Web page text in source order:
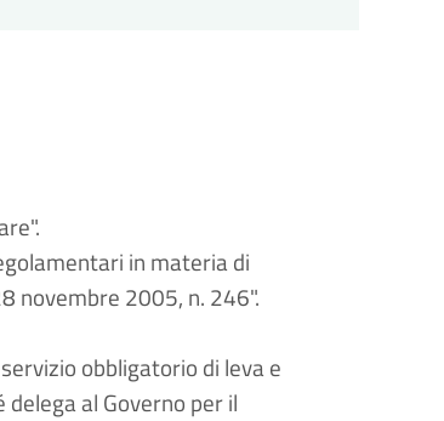
in materia di
novembre 2005, n. 246".
obbligatorio di leva e
al Governo per il